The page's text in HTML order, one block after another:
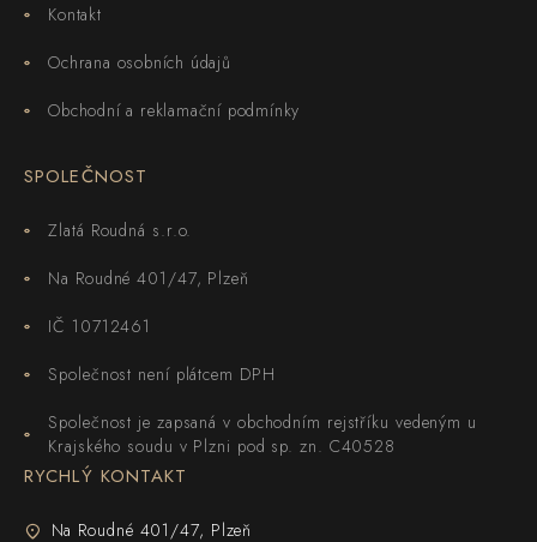
Kontakt
Ochrana osobních údajů
Obchodní a reklamační podmínky
SPOLEČNOST
Zlatá Roudná s.r.o.
Na Roudné 401/47, Plzeň
IČ 10712461
Společnost není plátcem DPH
Společnost je zapsaná v obchodním rejstříku vedeným u
Krajského soudu v Plzni pod sp. zn. C40528
RYCHLÝ KONTAKT
Na Roudné 401/47, Plzeň